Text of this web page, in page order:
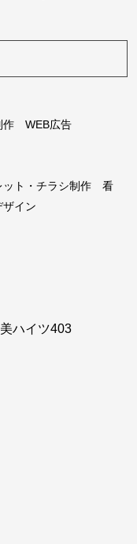
作 WEB広告
ト・チラシ制作 看
イン
ハイツ403